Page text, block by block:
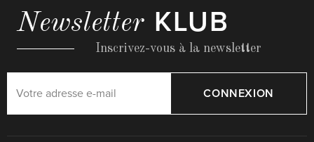
Newsletter KLUB
Inscrivez-vous à la newsletter
CONNEXION